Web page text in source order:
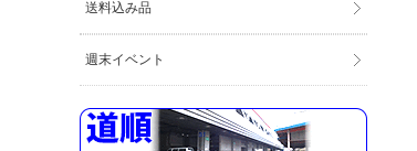
送料込み品
週末イベント